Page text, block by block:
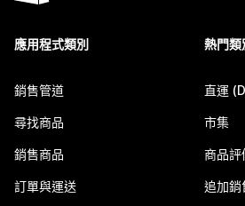
應用程式類別
銷售管道
尋找商品
銷售商品
訂單與運送
熱門類
直運
市集
商品評
追加銷